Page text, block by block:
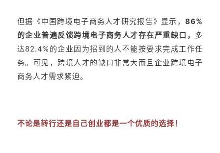
但据《中国跨境电子商务人才研究报告》显示， 86%
的企业普遍反馈跨境电子商务人才存在严重缺口， 多
达82.4%的企业因为招到的人不能按要求完成工作任
务。可见，跨境人才的缺口非常大而且企业跨境电子
商务人才需求紧迫。
不论是转行还是自己创业都是一个优质的选择！